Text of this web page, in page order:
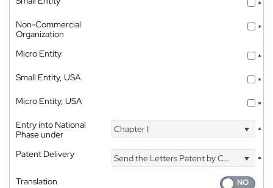
*
Non-Commercial
Organization
*
Micro Entity
*
Small Entity, USA
*
Micro Entity, USA
*
Entry into National
Phase under
Chapter I *
Patent Delivery Send the Letters Patent by Courier
*
Translation